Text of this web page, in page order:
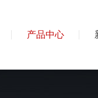
产品中心